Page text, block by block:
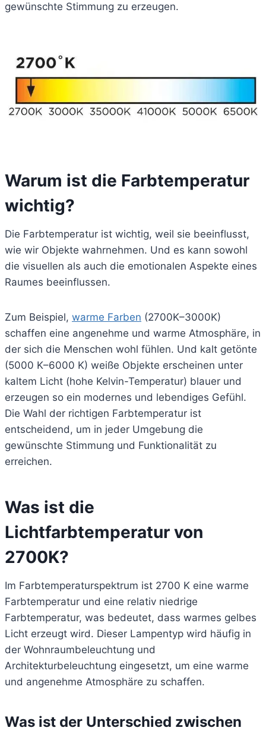
gewünschte Stimmung zu erzeugen.
Warum ist die Farbtemperatur
wichtig?
Die Farbtemperatur ist wichtig, weil sie beeinflusst,
wie wir Objekte wahrnehmen. Und es kann sowohl
die visuellen als auch die emotionalen Aspekte eines
Raumes beeinflussen.
Zum Beispiel, warme Farben (2700K–3000K)
schaffen eine angenehme und warme Atmosphäre, in
der sich die Menschen wohl fühlen. Und kalt getönte
(5000 K–6000 K) weiße Objekte erscheinen unter
kaltem Licht (hohe Kelvin-Temperatur) blauer und
erzeugen so ein modernes und lebendiges Gefühl.
Die Wahl der richtigen Farbtemperatur ist
entscheidend, um in jeder Umgebung die
gewünschte Stimmung und Funktionalität zu
erreichen.
Was ist die
Lichtfarbtemperatur von
2700K?
Im Farbtemperaturspektrum ist 2700 K eine warme
Farbtemperatur und eine relativ niedrige
Farbtemperatur, was bedeutet, dass warmes gelbes
Licht erzeugt wird. Dieser Lampentyp wird häufig in
der Wohnraumbeleuchtung und
Architekturbeleuchtung eingesetzt, um eine warme
und angenehme Atmosphäre zu schaffen.
Was ist der Unterschied zwischen